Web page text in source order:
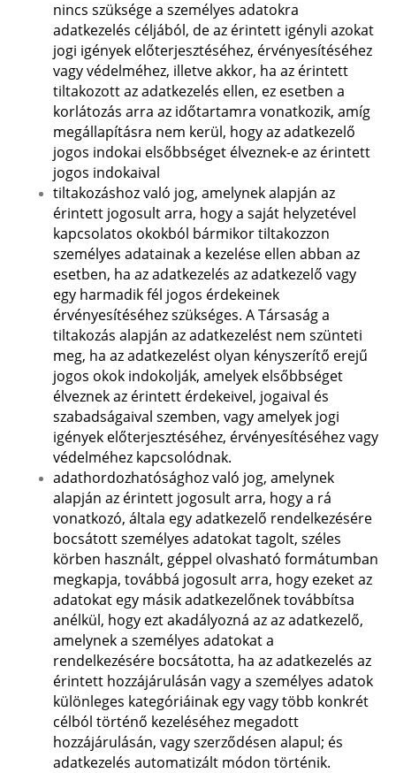
nincs szüksége a személyes adatokra
adatkezelés céljából, de az érintett igényli azokat
jogi igények előterjesztéséhez, érvényesítéséhez
vagy védelméhez, illetve akkor, ha az érintett
tiltakozott az adatkezelés ellen, ez esetben a
korlátozás arra az időtartamra vonatkozik, amíg
megállapításra nem kerül, hogy az adatkezelő
jogos indokai elsőbbséget élveznek-e az érintett
jogos indokaival
tiltakozáshoz való jog, amelynek alapján az
érintett jogosult arra, hogy a saját helyzetével
kapcsolatos okokból bármikor tiltakozzon
személyes adatainak a kezelése ellen abban az
esetben, ha az adatkezelés az adatkezelő vagy
egy harmadik fél jogos érdekeinek
érvényesítéséhez szükséges. A Társaság a
tiltakozás alapján az adatkezelést nem szünteti
meg, ha az adatkezelést olyan kényszerítő erejű
jogos okok indokolják, amelyek elsőbbséget
élveznek az érintett érdekeivel, jogaival és
szabadságaival szemben, vagy amelyek jogi
igények előterjesztéséhez, érvényesítéséhez vagy
védelméhez kapcsolódnak.
adathordozhatósághoz való jog, amelynek
alapján az érintett jogosult arra, hogy a rá
vonatkozó, általa egy adatkezelő rendelkezésére
bocsátott személyes adatokat tagolt, széles
körben használt, géppel olvasható formátumban
megkapja, továbbá jogosult arra, hogy ezeket az
adatokat egy másik adatkezelőnek továbbítsa
anélkül, hogy ezt akadályozná az az adatkezelő,
amelynek a személyes adatokat a
rendelkezésére bocsátotta, ha az adatkezelés az
érintett hozzájárulásán vagy a személyes adatok
különleges kategóriáinak egy vagy több konkrét
célból történő kezeléséhez megadott
hozzájárulásán, vagy szerződésen alapul; és
adatkezelés automatizált módon történik.